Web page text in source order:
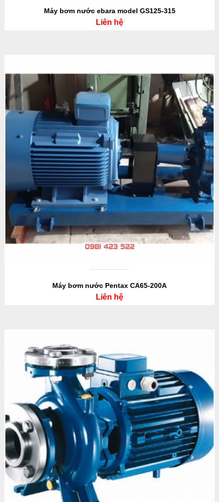
Máy bơm nước ebara model GS125-315
Liên hệ
Máy bơm nước Pentax CA65-200A
Liên hệ